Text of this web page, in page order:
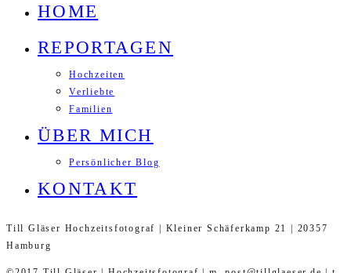
HOME
REPORTAGEN
Hochzeiten
Verliebte
Familien
ÜBER MICH
Persönlicher Blog
KONTAKT
Till Gläser Hochzeitsfotograf | Kleiner Schäferkamp 21 | 20357
Hamburg